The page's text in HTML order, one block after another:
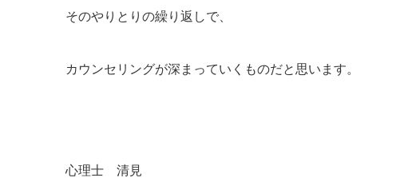
そのやりとりの繰り返しで、
カウンセリングが深まっていくものだと思います。
心理士 清見